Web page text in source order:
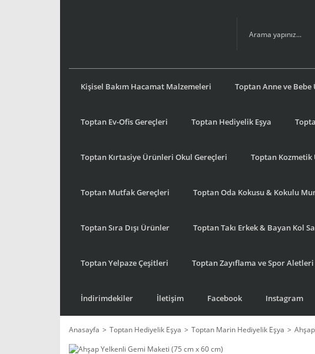
Kişisel Bakım Hacamat Malzemeleri Toptan Anne ve
Toptan Ev-Ofis Gereçleri Toptan Hediyelik Eşya
Toptan Kırtasiye Ürünleri Okul Gereçleri Toptan
Toptan Mutfak Gereçleri Toptan Oda Kokusu & Kokulu
Toptan Sıra Dışı Ürünler Toptan Takı Erkek & Bayan Kol
Toptan Yelpaze Çeşitleri Toptan Zayıflama ve Spor Aletleri
İndirimdekiler İletişim Facebook Instagram
Anasayfa Toptan Hediyelik Eşya Toptan Marin Hediyelik Eşya